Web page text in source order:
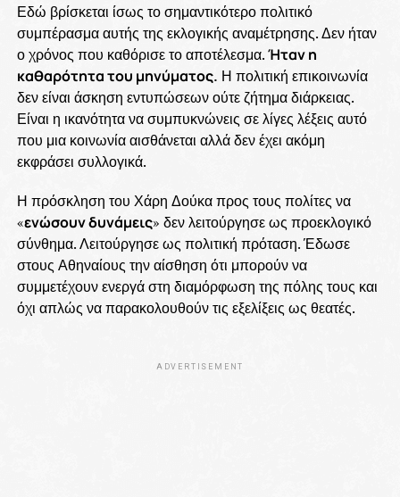
Εδώ βρίσκεται ίσως το σημαντικότερο πολιτικό
συμπέρασμα αυτής της εκλογικής αναμέτρησης. Δεν ήταν
ο χρόνος που καθόρισε το αποτέλεσμα.Ήταν η
καθαρότητα του μηνύματος. Η πολιτική επικοινωνία
δεν είναι άσκηση εντυπώσεων ούτε ζήτημα διάρκειας.
Είναι η ικανότητα να συμπυκνώνεις σε λίγες λέξεις αυτό
που μια κοινωνία αισθάνεται αλλά δεν έχει ακόμη
εκφράσει συλλογικά.
Η πρόσκληση του Χάρη Δούκα προς τους πολίτες να
«ενώσουν δυνάμεις» δεν λειτούργησε ως προεκλογικό
σύνθημα. Λειτούργησε ως πολιτική πρόταση. Έδωσε
στους Αθηναίους την αίσθηση ότι μπορούν να
συμμετέχουν ενεργά στη διαμόρφωση της πόλης τους και
όχι απλώς να παρακολουθούν τις εξελίξεις ως θεατές.
ADVERTISEMENT